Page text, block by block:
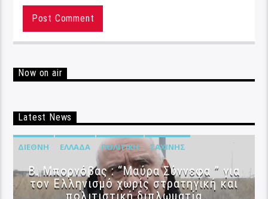
Now on air
Latest News
ΔΙΕΘΝΉ ΕΛΛΆΔΑ ΠΟΛΙΤΙΚΉ ΣΑΧΊΝΗΣ
B. Μπορνόβας : “Μαύρα Σύννεφα ” για
τον Ελληνισμό χωρίς στρατηγική και
πολιτιστική διπλωματία